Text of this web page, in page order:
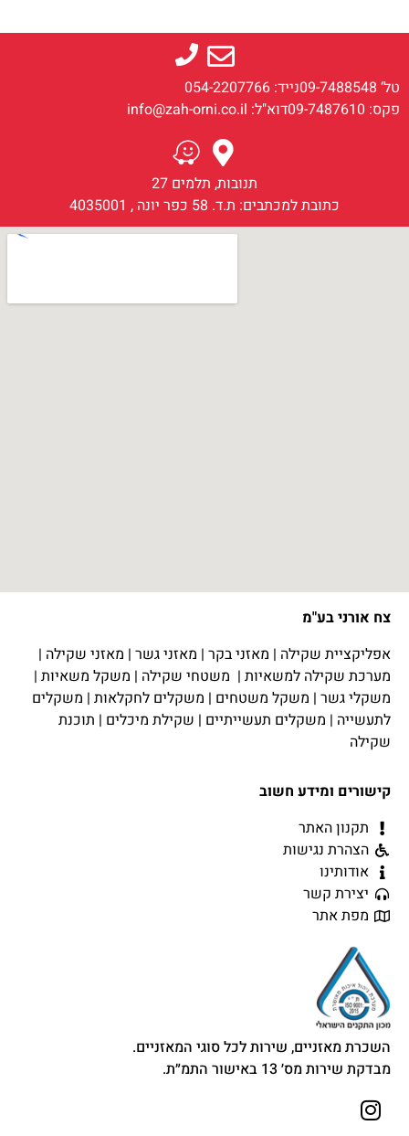
טל‘ 09-7488548
נייד: 054-2207766
פקס: 09-7487610
דוא"ל: info@zah-orni.co.il
תנובות, תלמים 27
כתובת למכתבים: ת.ד. 58 כפר יונה , 4035001
צח אורני בע"מ
אפליקציית שקילה | מאזני בקר | מאזני גשר | מאזני שקילה |
מערכת שקילה למשאיות | משטחי שקילה | משקל משאיות |
משקלי גשר | משקל משטחים | משקלים לחקלאות | משקלים
לתעשייה | משקלים תעשייתיים | שקילת מיכלים | תוכנת
שקילה
קישורים ומידע חשוב
תקנון האתר
הצהרת נגישות
אודותינו
יצירת קשר
מפת אתר
השכרת מאזניים, שירות לכל סוגי המאזניים.
מבדקת שירות מס׳ 13 באישור התמ״ת.